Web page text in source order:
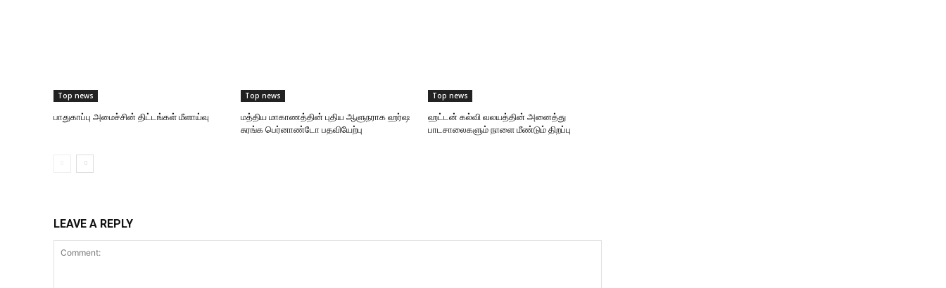
Top news
பாதுகாப்பு அமைச்சின் திட்டங்கள் மீளாய்வு
Top news
மத்திய மாகாணத்தின் புதிய ஆளுநராக ஹர்ஷ
சுரங்க பெர்னாண்டோ பதவியேற்பு
Top news
ஹட்டன் கல்வி வலயத்தின் அனைத்து
பாடசாலைகளும் நாளை மீண்டும் திறப்பு
LEAVE A REPLY